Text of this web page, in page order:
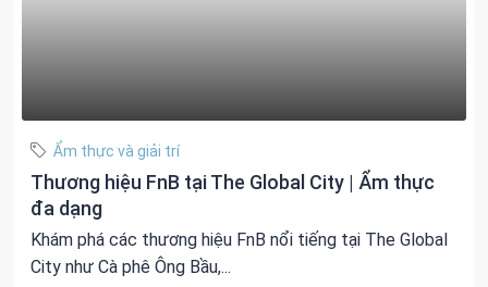
Ẩm thực và giải trí
Thương hiệu FnB tại The Global City | Ẩm thực
đa dạng
Khám phá các thương hiệu FnB nổi tiếng tại The Global
City như Cà phê Ông Bầu,...